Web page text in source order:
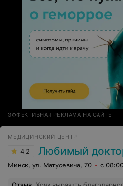
ЭФФЕКТИВНАЯ РЕКЛАМА НА САЙТЕ
МЕДИЦИНСКИЙ ЦЕНТР
4.2 Любимый
Минск, ул. Матусевича, 70 с 08:00